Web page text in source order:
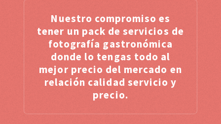
Nuestro compromiso es
tener un pack de servicios de
fotografía gastronómica
donde lo tengas todo al
mejor precio del mercado en
relación calidad servicio y
precio.